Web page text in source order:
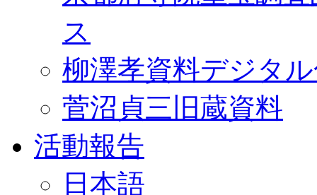
ス
柳澤孝資料デジタ
菅沼貞三旧蔵資料
活動報告
日本語